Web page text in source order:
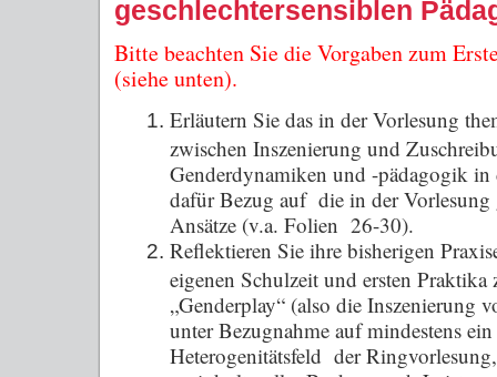
geschlechtersensiblen
Bitte beachten Sie die Vorgaben zum
(siehe unten).
Erläutern Sie das in der Vorlesung
zwischen Inszenierung und
Genderdynamiken und -pädagogik in
dafür Bezug auf die in der Vorlesung
Ansätze (v.a. Folien 26-30).
Reflektieren Sie ihre bisherigen
eigenen Schulzeit und ersten Praktika
„Genderplay“ (also die Inszenierung
unter Bezugnahme auf mindestens ein
Heterogenitätsfeld der